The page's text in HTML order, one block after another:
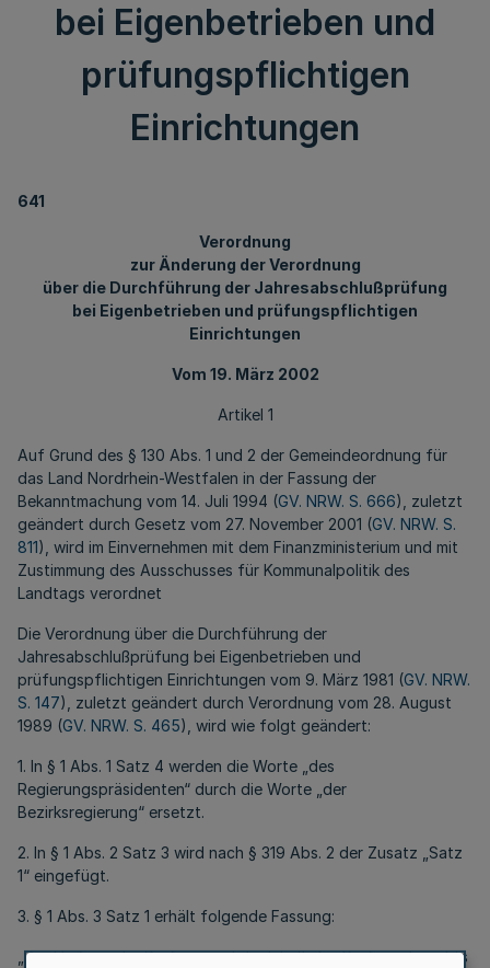
bei Eigenbetrieben und
prüfungspflichtigen
Einrichtungen
641
Verordnung
zur Änderung der Verordnung
über die Durchführung der Jahresabschlußprüfung
bei Eigenbetrieben und prüfungspflichtigen
Einrichtungen
Vom 19. März 2002
Artikel 1
Auf Grund des § 130 Abs. 1 und 2 der Gemeindeordnung für
das Land Nordrhein-Westfalen in der Fassung der
Bekanntmachung vom 14. Juli 1994 (GV. NRW. S. 666), zuletzt
geändert durch Gesetz vom 27. November 2001 (GV. NRW. S.
811), wird im Einvernehmen mit dem Finanzministerium und mit
Zustimmung des Ausschusses für Kommunalpolitik des
Landtags verordnet
Die Verordnung über die Durchführung der
Jahresabschlußprüfung bei Eigenbetrieben und
prüfungspflichtigen Einrichtungen vom 9. März 1981 (GV. NRW.
S. 147), zuletzt geändert durch Verordnung vom 28. August
1989 (GV. NRW. S. 465), wird wie folgt geändert:
1. In § 1 Abs. 1 Satz 4 werden die Worte „des
Regierungspräsidenten“ durch die Worte „der
Bezirksregierung“ ersetzt.
2. In § 1 Abs. 2 Satz 3 wird nach § 319 Abs. 2 der Zusatz „Satz
1“ eingefügt.
3. § 1 Abs. 3 Satz 1 erhält folgende Fassung:
„Der Umfang der Prüfung und der Inhalt des Prüfungsberichts